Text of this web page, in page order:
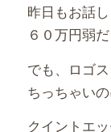
昨日もお話し
６０万円弱
でも、ロゴ
ちっちゃいの
クイントエ